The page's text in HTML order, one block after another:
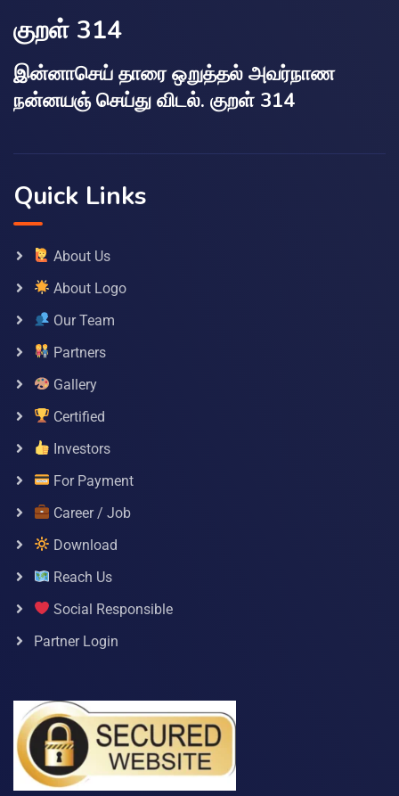
குறள் 314
இன்னாசெய் தாரை ஒறுத்தல் அவர்நாண
நன்னயஞ் செய்து விடல். குறள் 314
Quick Links
About Us
About Logo
Our Team
Partners
Gallery
Certified
Investors
For Payment
Career / Job
Download
Reach Us
Social Responsible
Partner Login